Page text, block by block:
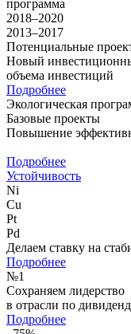
программа
2018–2020
2013–2017
Потенциальные
Новый
объема инвестиций
Подробнее
Экологическая
Базовые проекты
Повышение
Подробнее
Устойчивость
Ni
Cu
Pt
Pd
Делаем ставку на
Подробнее
№1
Сохраняем лидерство
в отрасли по
Подробнее